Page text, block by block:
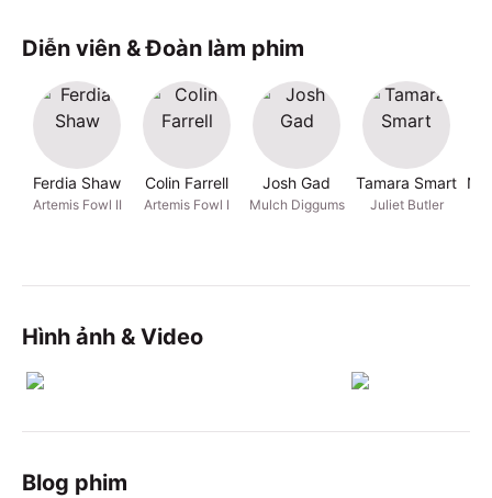
Diễn viên & Đoàn làm phim
Ferdia Shaw
Artemis Fowl II
Colin Farrell
Artemis Fowl I
Josh Gad
Mulch Diggums
Tamara Smart
Juliet Butler
Hình ảnh & Video
Blog phim